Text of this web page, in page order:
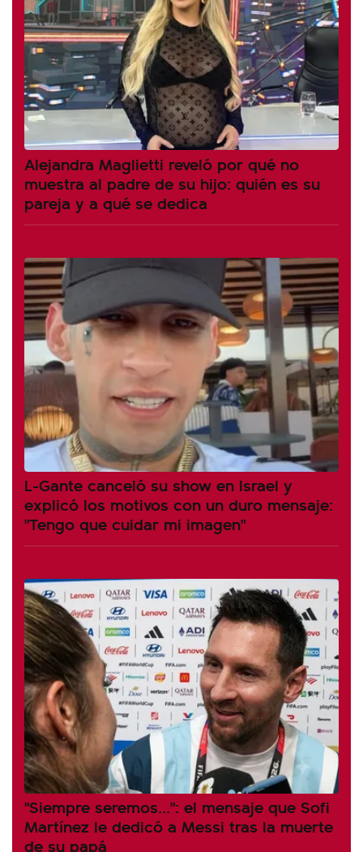
Alejandra Maglietti reveló por qué no
muestra al padre de su hijo: quién es su
pareja y a qué se dedica
L-Gante canceló su show en Israel y
explicó los motivos con un duro mensaje:
"Tengo que cuidar mi imagen"
"Siempre seremos...": el mensaje que Sofi
Martínez le dedicó a Messi tras la muerte
de su papá